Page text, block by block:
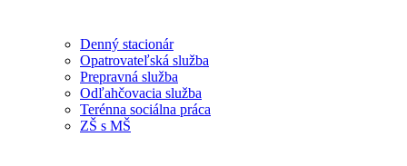
Denný stacionár
Opatrovateľská služba
Prepravná služba
Odľahčovacia služba
Terénna sociálna práca
ZŠ s MŠ